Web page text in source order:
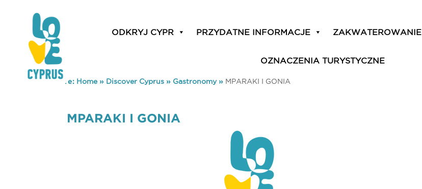
ODKRYJ CYPR PRZYDATNE INFORMACJE ZAKWATEROWANIE
OZNACZENIA TURYSTYCZNE
You are here: Home» Discover Cyprus » Gastronomy» MPARAKI I GONIA
MPARAKI I GONIA